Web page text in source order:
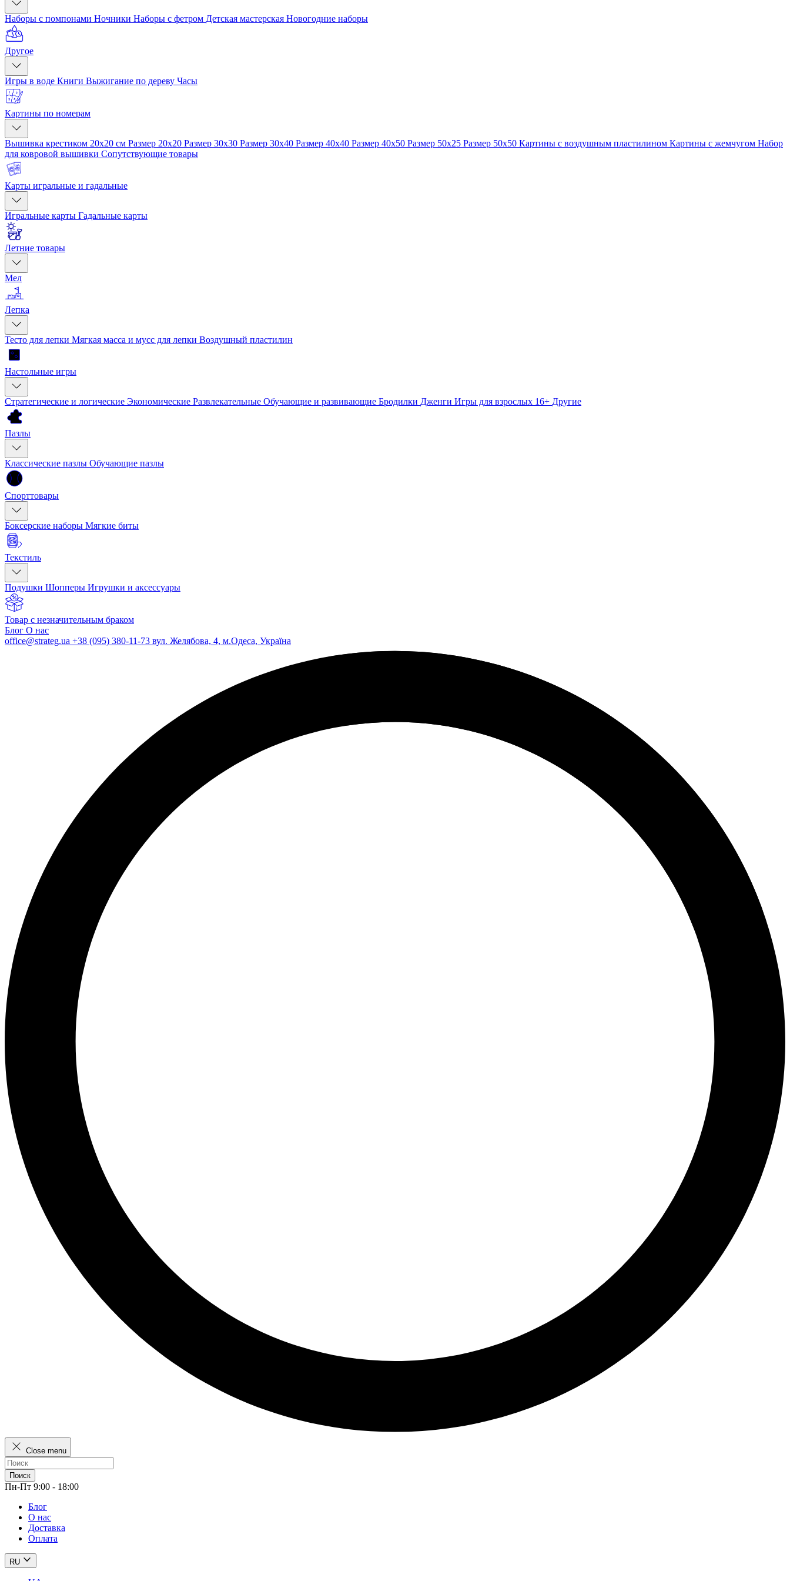
Наборы с помпонами Ночники Наборы с фетром Детская мастерская Новогодние наборы
Другое
Игры в воде Книги Выжигание по дереву Часы
Картины по номерам
Вышивка крестиком 20x20 см Размер 20x20 Размер 30x30 Размер 30x40 Размер 40x40 Размер 40x50 Размер 50x25 Размер 50x50 Картины с воздушным пластилином Картины с жемчугом Набор
для ковровой вышивки Сопутствующие товары
Карты игральные и гадальные
Игральные карты Гадальные карты
Летние товары
Мел
Лепка
Тесто для лепки Мягкая масса и мусс для лепки Воздушный пластилин
Настольные игры
Стратегические и логические Экономические Развлекательные Обучающие и развивающие Бродилки Дженги Игры для взрослых 16+ Другие
Пазлы
Классические пазлы Обучающие пазлы
Спорттовары
Боксерские наборы Мягкие биты
Текстиль
Подушки Шопперы Игрушки и аксессуары
Товар с незначительным браком
Блог О нас
office@strateg.ua +38 (095) 380-11-73 вул. Желябова, 4, м.Одеса, Україна
Close menu
Поиск
Пн-Пт 9:00 - 18:00
Блог
О нас
Доставка
Оплата
RU